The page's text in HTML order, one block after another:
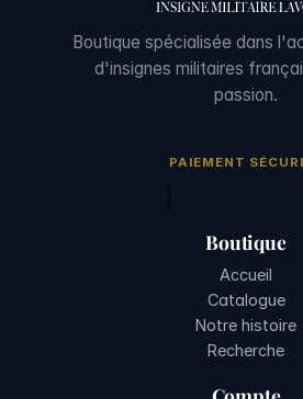
Boutique spécialisée dans
d'insignes militaires
passion.
PAIEMENT
Boutique
Accueil
Catalogue
Notre histoire
Recherche